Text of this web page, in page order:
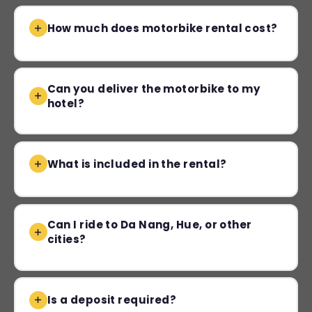
How much does motorbike rental cost?
Can you deliver the motorbike to my
hotel?
What is included in the rental?
Can I ride to Da Nang, Hue, or other
cities?
Is a deposit required?